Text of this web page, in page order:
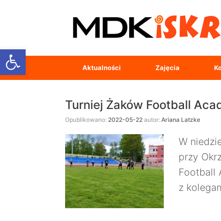
Open toolbar
Aktualności Zajęcia
Turniej Żaków Football
Opublikowano: 2022-05-22 autor: Ariana Latzke
W
przy
Football
z